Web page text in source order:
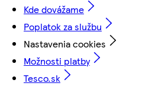
Kde dovážame
Poplatok za službu
Nastavenia cookies
Možnosti platby
Tesco.sk